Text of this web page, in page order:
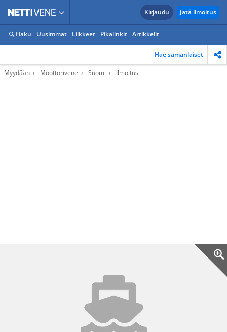
Kirjaudu Jätä ilmoitus
Haku Uusimmat Liikkeet Pikalinkit Artikkelit
Hae samanlaiset
Myydään Moottorivene Suomi Ilmoitus